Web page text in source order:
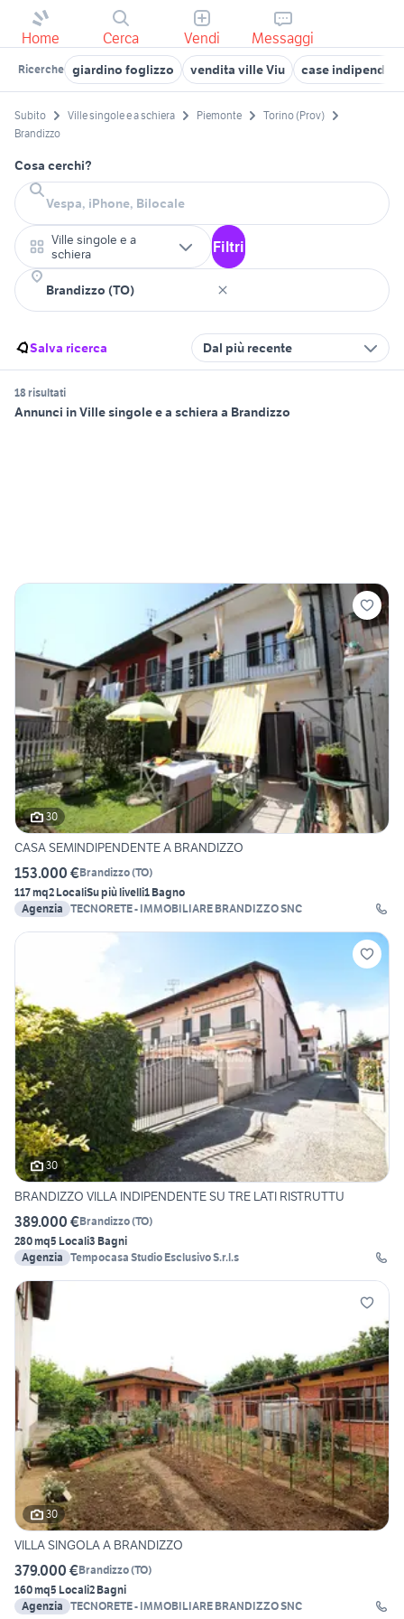
Home Cerca Vendi Messaggi
Ricerche giardino foglizzo vendita ville Viu case
Subito Ville singole e a schiera Piemonte
Torino (Prov)
Brandizzo
Cosa cerchi?
Ville singole e a
schiera
Filtri
Salva ricerca Dal più recente
18 risultati
Annunci in Ville singole e a schiera a Brandizzo
30
CASA SEMINDIPENDENTE A BRANDIZZO
153.000 €Brandizzo(TO)
117 mq2 LocaliSu più livelli1 Bagno
Agenzia TECNORETE - IMMOBILIARE BRANDIZZO SNC
30
BRANDIZZO VILLA INDIPENDENTE SU TRE LATI RISTRUTTU
389.000 €Brandizzo(TO)
280 mq5 Locali3 Bagni
Agenzia Tempocasa Studio Esclusivo S.r.l.s
30
VILLA SINGOLA A BRANDIZZO
379.000 €Brandizzo(TO)
160 mq5 Locali2 Bagni
Agenzia TECNORETE - IMMOBILIARE BRANDIZZO SNC